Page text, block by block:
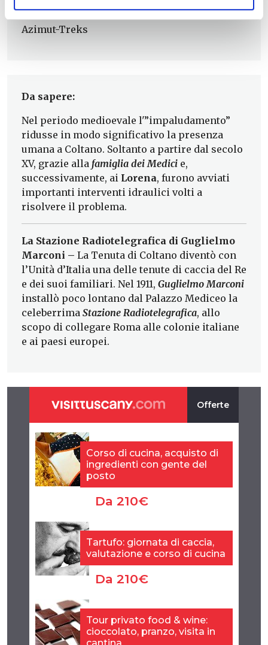
Azimut-Treks
Da sapere:
Nel periodo medioevale l'”impaludamento”
ridusse in modo significativo la presenza
umana a Coltano. Soltanto a partire dal secolo
XV, grazie alla famiglia dei Medici e,
successivamente, ai Lorena, furono avviati
importanti interventi idraulici volti a
risolvere il problema.
La Stazione Radiotelegrafica di Guglielmo
Marconi – La Tenuta di Coltano diventò con
l’Unità d’Italia una delle tenute di caccia del Re
e dei suoi familiari. Nel 1911, Guglielmo Marconi
installò poco lontano dal Palazzo Mediceo la
celeberrima Stazione Radiotelegrafica, allo
scopo di collegare Roma alle colonie italiane
e ai paesi europei.